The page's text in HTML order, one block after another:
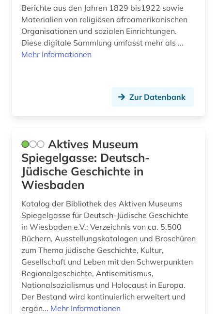
evangelisch (1)
evangelisch-lutherische kirche in oldenburg
(1)
evangelisch-lutherische landeskirche
evangelische kirche (7)
evangelische kirche der pfalz (1)
evangelische kirche in deutschland (1)
evangelische kirche von kurhessen-waldeck
(1)
Berichte aus den Jahren 1829 bis1922 sowie
Materialien von religiösen afroamerikanischen
Organisationen und sozialen Einrichtungen.
Diese digitale Sammlung umfasst mehr als ...
Mehr Informationen
Zur Datenbank
Aktives Museum
Spiegelgasse: Deutsch-
Jüdische Geschichte in
Wiesbaden
Katalog der Bibliothek des Aktiven Museums
Spiegelgasse für Deutsch-Jüdische Geschichte
in Wiesbaden e.V.: Verzeichnis von ca. 5.500
Büchern, Ausstellungskatalogen und Broschüren
zum Thema jüdische Geschichte, Kultur,
Gesellschaft und Leben mit den Schwerpunkten
Regionalgeschichte, Antisemitismus,
Nationalsozialismus und Holocaust in Europa.
Der Bestand wird kontinuierlich erweitert und
ergän... Mehr Informationen